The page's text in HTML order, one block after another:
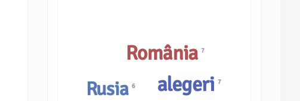
România7
alegeri7
Rusia6